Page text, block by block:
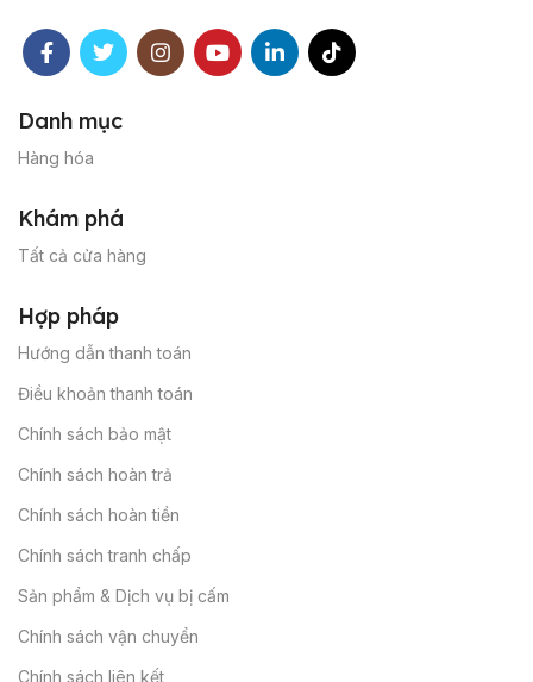
Danh mục
Hàng hóa
Khám phá
Tất cả cửa hàng
Hợp pháp
Hướng dẫn thanh toán
Điều khoản thanh toán
Chính sách bảo mật
Chính sách hoàn trả
Chính sách hoàn tiền
Chính sách tranh chấp
Sản phẩm & Dịch vụ bị cấm
Chính sách vận chuyển
Chính sách liên kết